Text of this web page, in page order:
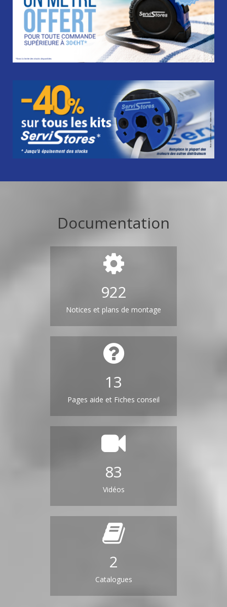
Documentation
922
Notices et plans de montage
13
Pages aide et Fiches conseil
83
Vidéos
2
Catalogues